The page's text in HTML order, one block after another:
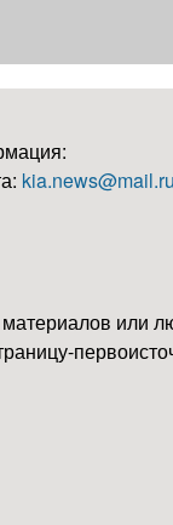
kia.news@mail.ru
или